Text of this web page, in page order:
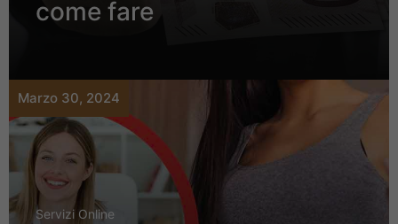
come fare
Marzo 30, 2024
Servizi Online